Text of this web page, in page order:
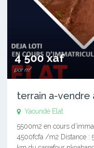
4 500 xaf
par m²
terrain a-vendre
Yaoundé Elat
5500m2 en cours
4500fcfa /m2 Distance :